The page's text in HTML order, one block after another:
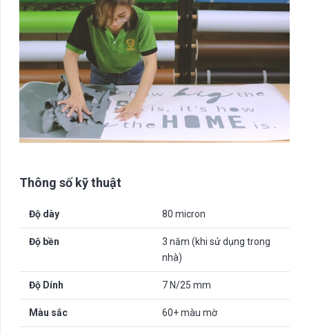
Thông số kỹ thuật
Độ dày 80 micron
Độ bền
3 năm (khi sử dụng trong
nhà)
Độ Dính 7 N/25 mm
Màu sắc 60+ màu mờ